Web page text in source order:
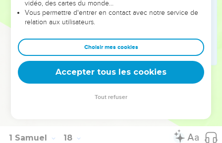
C’est pourquoi, quand David revient au camp après avoir
tué Goliath, Abner va le chercher et le présente à Saül. Il a
Saül lui demande : « Tu es le fils de qui, jeune homme ? »
David répond : « Je suis le fils de ton serviteur Jessé, de
Bethléem. »
© Société biblique française – Bibli’O, 2000, avec autorisation. Pour vous procurer
1 Samuel 18
vidéo, des cartes du monde…
Vous permettre d'entrer en contact avec notre service de
relation aux utilisateurs.
Choisir mes cookies
Accepter tous les cookies
Tout refuser